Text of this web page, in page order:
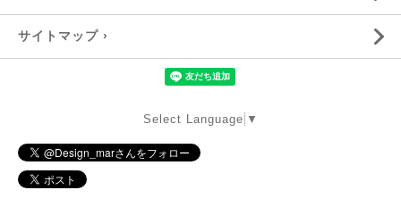
サイトマップ ›
Select Language ▼